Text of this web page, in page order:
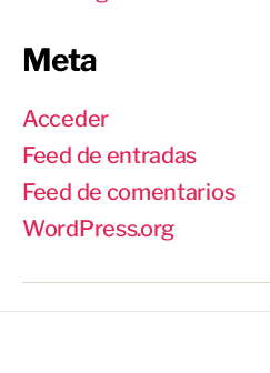
Meta
Acceder
Feed de entradas
Feed de comentarios
WordPress.org